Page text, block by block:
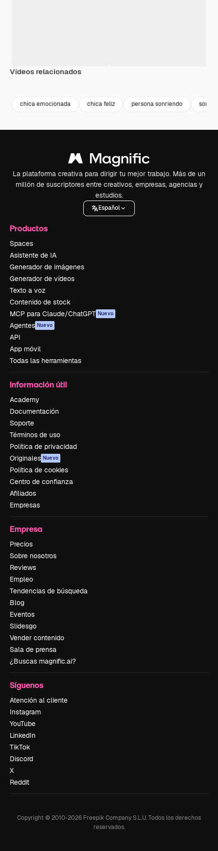
Vídeos relacionados
chica emocionada chica feliz persona sonriendo
La plataforma creativa para dirigir tu mejor trabajo. Más de un
millón de suscriptores entre creativos, empresas, agencias y
estudios.
Español
Productos
Spaces
Asistente de IA
Generador de imágenes
Generador de vídeos
Texto a voz
Contenido de stock
MCP para Claude/ChatGPT Nuevo
Agentes Nuevo
API
App móvil
Todas las herramientas
Información útil
Academy
Documentación
Soporte
Términos de uso
Política de privacidad
Originales Nuevo
Política de cookies
Centro de confianza
Afiliados
Empresas
Empresa
Precios
Sobre nosotros
Reviews
Empleo
Tendencias de búsqueda
Blog
Eventos
Slidesgo
Vender contenido
Sala de prensa
¿Buscas magnific.ai?
Síguenos
Atención al cliente
Instagram
YouTube
LinkedIn
TikTok
Discord
X
Reddit
Copyright © 2010-2026 Freepik Company S.L.U.Todos los derechos
reservados.